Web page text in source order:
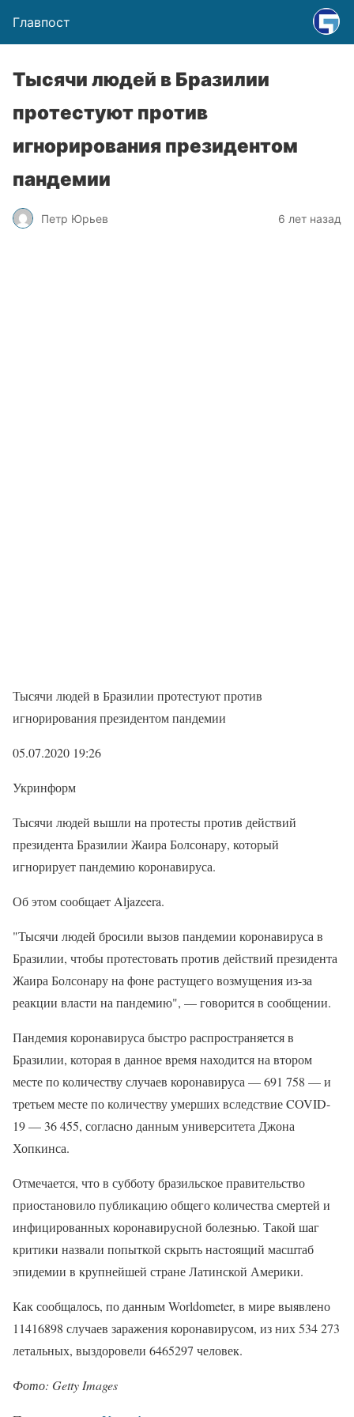
Главпост
Тысячи людей в Бразилии
протестуют против
игнорирования президентом
пандемии
Петр Юрьев 6 лет назад
Тысячи людей в Бразилии протестуют против
игнорирования президентом пандемии
05.07.2020 19:26
Укринформ
Тысячи людей вышли на протесты против действий
президента Бразилии Жаира Болсонару, который
игнорирует пандемию коронавируса.
Об этом сообщает Aljazeera.
"Тысячи людей бросили вызов пандемии коронавируса в
Бразилии, чтобы протестовать против действий президента
Жаира Болсонару на фоне растущего возмущения из-за
реакции власти на пандемию", — говорится в сообщении.
Пандемия коронавируса быстро распространяется в
Бразилии, которая в данное время находится на втором
месте по количеству случаев коронавируса — 691 758 — и
третьем месте по количеству умерших вследствие COVID-
19 — 36 455, согласно данным университета Джона
Хопкинса.
Отмечается, что в субботу бразильское правительство
приостановило публикацию общего количества смертей и
инфицированных коронавирусной болезнью. Такой шаг
критики назвали попыткой скрыть настоящий масштаб
эпидемии в крупнейшей стране Латинской Америки.
Как сообщалось, по данным Worldometer, в мире выявлено
11416898 случаев заражения коронавирусом, из них 534 273
летальных, выздоровели 6465297 человек.
Фото: Getty Images